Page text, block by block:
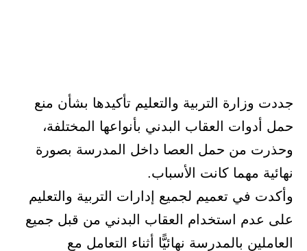
جددت وزارة التربية والتعليم تأكيدها بشأن منع
حمل أدوات العقاب البدني بأنواعها المختلفة،
وحذرت من حمل العصا داخل المدرسة بصورة
نهائية مهما كانت الأسباب.
وأكدت في تعميم لجميع إدارات التربية والتعليم
على عدم استخدام العقاب البدني من قبل جميع
العاملين بالمدرسة نهائيًّا أثناء التعامل مع